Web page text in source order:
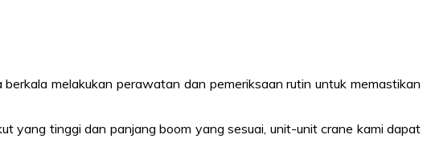
melakukan perawatan dan pemeriksaan rutin untuk memastikan
yang tinggi dan panjang boom yang sesuai, unit-unit crane kami dapat